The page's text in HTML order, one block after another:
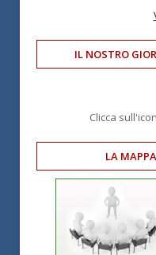
IL NOSTRO
Clicca
LA